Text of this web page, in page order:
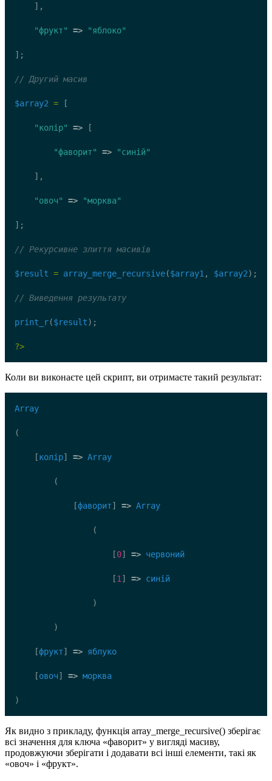
],
"фрукт" => "яблоко"
];
// Другий масив
$array2 = [
"колір" => [
"фаворит" => "синій"
],
"овоч" => "морква"
];
// Рекурсивне злиття масивів
$result = array_merge_recursive($array1 , $array2);
// Виведення результату
print_r($result);
?>
Коли ви виконаєте цей скрипт, ви отримаєте такий результат:
Array
(
[колір] => Array
(
[фаворит] => Array
(
[0] => червоний
[1 ] => синій
)
)
[фрукт] => яблуко
    [
овоч] => морква
)
Як видно з прикладу, функція array_merge_recursive() зберігає
всі значення для ключа «фаворит» у вигляді масиву,
продовжуючи зберігати і додавати всі інші елементи, такі як
«овоч» і «фрукт».